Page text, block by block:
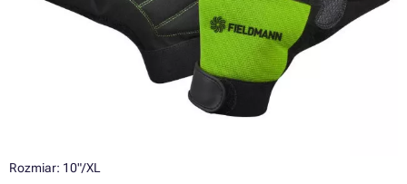
Rozmiar: 10"/XL